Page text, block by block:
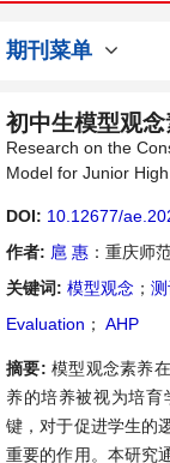
期刊菜单
初中生模型观
Research on the
Model for Junior
DOI: 10.12677/
作者: 扈 惠 ：重庆师
关键词: 模型观念 ；
Evaluation ； AHP
摘要: 模型观念素养
养的培养被视为培
键，对于促进学生的
重要的作用。本研究